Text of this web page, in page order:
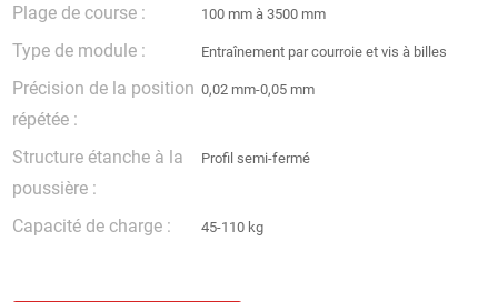
Plage de course : 100 mm à 3500 mm
Type de module : Entraînement par courroie et vis à billes
Précision de la position
répétée :
0,02 mm-0,05 mm
Structure étanche à la
poussière :
Profil semi-fermé
Capacité de charge : 45-110 kg